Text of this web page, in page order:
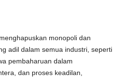
monopoli dan
adil dalam semua industri, seperti
pembaharuan dalam
dan proses keadilan,